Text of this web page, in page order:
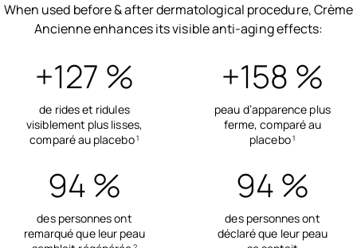
When used before & after dermatological procedure, Crème
Ancienne enhances its visible anti-aging effects:
+127 %
de rides et ridules
visiblement plus lisses,
comparé au placebo1
+158 %
peau d’apparence plus
ferme, comparé au
placebo1
94 %
des personnes ont
remarqué que leur peau
94 %
des personnes ont
déclaré que leur peau